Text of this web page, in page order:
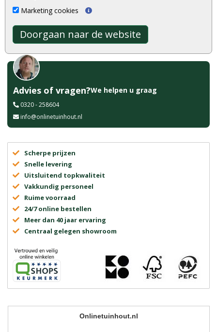
Marketing cookies
Doorgaan naar de website
Advies of vragen?We helpen u graag
0320 - 258604
info@onlinetuinhout.nl
Scherpe prijzen
Snelle levering
Uitsluitend topkwaliteit
Vakkundig personeel
Ruime voorraad
24/7 online bestellen
Meer dan 40 jaar ervaring
Centraal gelegen showroom
Onlinetuinhout.nl